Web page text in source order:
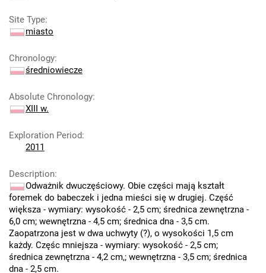
Site Type:
miasto
Chronology:
średniowiecze
Absolute Chronology:
XIII w.
Exploration Period:
2011
Description:
Odważnik dwuczęściowy. Obie części mają kształt
foremek do babeczek i jedna mieści się w drugiej. Część
większa - wymiary: wysokość - 2,5 cm; średnica zewnętrzna -
6,0 cm; wewnętrzna - 4,5 cm; średnica dna - 3,5 cm.
Zaopatrzona jest w dwa uchwyty (?), o wysokości 1,5 cm
każdy. Częśc mniejsza - wymiary: wysokość - 2,5 cm;
średnica zewnętrzna - 4,2 cm,; wewnętrzna - 3,5 cm; średnica
dna - 2,5 cm.